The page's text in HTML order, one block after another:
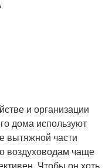
и организации
дома используют
вытяжной части
воздуховодам чаще